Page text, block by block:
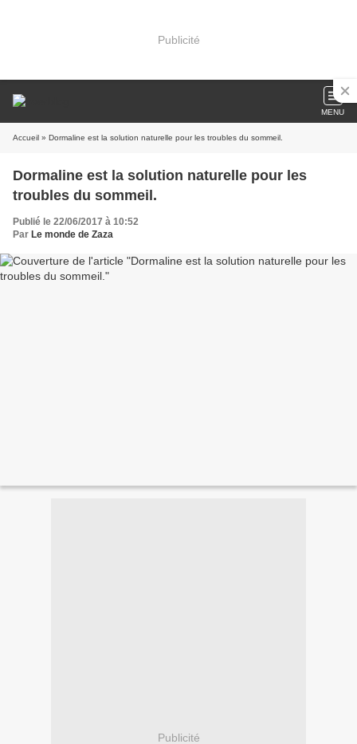
Publicité
MENU
Accueil » Dormaline est la solution naturelle pour les troubles du sommeil.
Dormaline est la solution naturelle pour les
troubles du sommeil.
Publié le 22/06/2017 à 10:52
Par Le monde de Zaza
Publicité